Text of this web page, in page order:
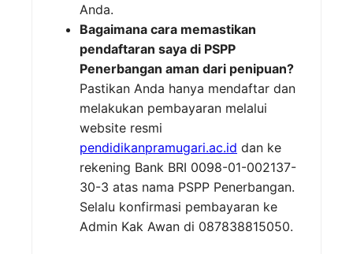
Anda.
Bagaimana cara memastikan
pendaftaran saya di PSPP
Penerbangan aman dari penipuan?
Pastikan Anda hanya mendaftar dan
melakukan pembayaran melalui
website resmi
pendidikanpramugari.ac.id dan ke
rekening Bank BRI 0098-01-002137-
30-3 atas nama PSPP Penerbangan.
Selalu konfirmasi pembayaran ke
Admin Kak Awan di 087838815050.